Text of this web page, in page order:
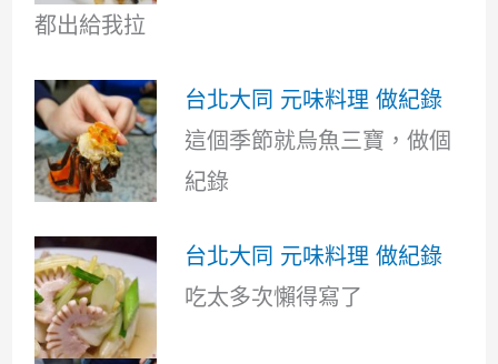
都出給我拉
台北大同 元味料理 做紀錄
這個季節就烏魚三寶，做個
紀錄
台北大同 元味料理 做紀錄
吃太多次懶得寫了